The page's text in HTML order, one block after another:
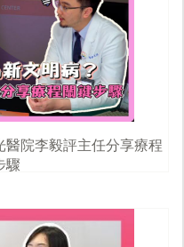
院李毅評主任分享療程
驟